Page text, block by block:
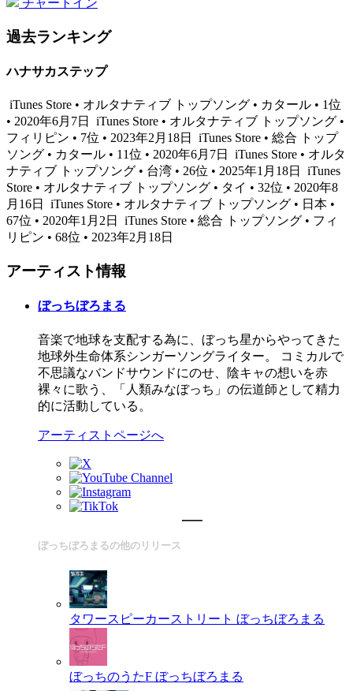
チャートイン
過去ランキング
ハナサカステップ
iTunes Store • オルタナティブ トップソング • カタール • 1位
• 2020年6月7日
iTunes Store • オルタナティブ トップソング •
フィリピン • 7位 • 2023年2月18日
iTunes Store • 総合 トップ
ソング • カタール • 11位 • 2020年6月7日
iTunes Store • オルタ
ナティブ トップソング • 台湾 • 26位 • 2025年1月18日
iTunes
Store • オルタナティブ トップソング • タイ • 32位 • 2020年8
月16日
iTunes Store • オルタナティブ トップソング • 日本 •
67位 • 2020年1月2日
iTunes Store • 総合 トップソング • フィ
リピン • 68位 • 2023年2月18日
アーティスト情報
ぼっちぼろまる
音楽で地球を支配する為に、ぼっち星からやってきた
地球外生命体系シンガーソングライター。 コミカルで
不思議なバンドサウンドにのせ、陰キャの想いを赤
裸々に歌う、「人類みなぼっち」の伝道師として精力
的に活動している。
アーティストページへ
ぼっちぼろまるの他のリリース
タワースピーカーストリート ぼっちぼろまる
ぼっちのうたF ぼっちぼろまる